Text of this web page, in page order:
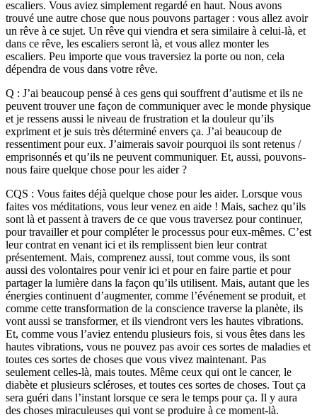
escaliers. Vous aviez simplement regardé en haut. Nous avons
trouvé une autre chose que nous pouvons partager : vous allez avoir
un rêve à ce sujet. Un rêve qui viendra et sera similaire à celui-là, et
dans ce rêve, les escaliers seront là, et vous allez monter les
escaliers. Peu importe que vous traversiez la porte ou non, cela
dépendra de vous dans votre rêve.
Q : J’ai beaucoup pensé à ces gens qui souffrent d’autisme et ils ne
peuvent trouver une façon de communiquer avec le monde physique
et je ressens aussi le niveau de frustration et la douleur qu’ils
expriment et je suis très déterminé envers ça. J’ai beaucoup de
ressentiment pour eux. J’aimerais savoir pourquoi ils sont retenus /
emprisonnés et qu’ils ne peuvent communiquer. Et, aussi, pouvons-
nous faire quelque chose pour les aider ?
CQS : Vous faites déjà quelque chose pour les aider. Lorsque vous
faites vos méditations, vous leur venez en aide ! Mais, sachez qu’ils
sont là et passent à travers de ce que vous traversez pour continuer,
pour travailler et pour compléter le processus pour eux-mêmes. C’est
leur contrat en venant ici et ils remplissent bien leur contrat
présentement. Mais, comprenez aussi, tout comme vous, ils sont
aussi des volontaires pour venir ici et pour en faire partie et pour
partager la lumière dans la façon qu’ils utilisent. Mais, autant que les
énergies continuent d’augmenter, comme l’événement se produit, et
comme cette transformation de la conscience traverse la planète, ils
vont aussi se transformer, et ils viendront vers les hautes vibrations.
Et, comme vous l’aviez entendu plusieurs fois, si vous êtes dans les
hautes vibrations, vous ne pouvez pas avoir ces sortes de maladies et
toutes ces sortes de choses que vous vivez maintenant. Pas
seulement celles-là, mais toutes. Même ceux qui ont le cancer, le
diabète et plusieurs scléroses, et toutes ces sortes de choses. Tout ça
sera guéri dans l’instant lorsque ce sera le temps pour ça. Il y aura
des choses miraculeuses qui vont se produire à ce moment-là.